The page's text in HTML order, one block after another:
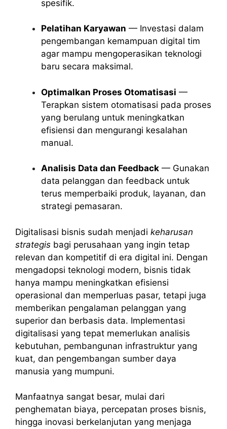
spesifik.
Pelatihan Karyawan — Investasi dalam
pengembangan kemampuan digital tim
agar mampu mengoperasikan teknologi
baru secara maksimal.
Optimalkan Proses Otomatisasi —
Terapkan sistem otomatisasi pada proses
yang berulang untuk meningkatkan
efisiensi dan mengurangi kesalahan
manual.
Analisis Data dan Feedback — Gunakan
data pelanggan dan feedback untuk
terus memperbaiki produk, layanan, dan
strategi pemasaran.
Digitalisasi bisnis sudah menjadi keharusan
strategis bagi perusahaan yang ingin tetap
relevan dan kompetitif di era digital ini. Dengan
mengadopsi teknologi modern, bisnis tidak
hanya mampu meningkatkan efisiensi
operasional dan memperluas pasar, tetapi juga
memberikan pengalaman pelanggan yang
superior dan berbasis data. Implementasi
digitalisasi yang tepat memerlukan analisis
kebutuhan, pembangunan infrastruktur yang
kuat, dan pengembangan sumber daya
manusia yang mumpuni.
Manfaatnya sangat besar, mulai dari
penghematan biaya, percepatan proses bisnis,
hingga inovasi berkelanjutan yang menjaga